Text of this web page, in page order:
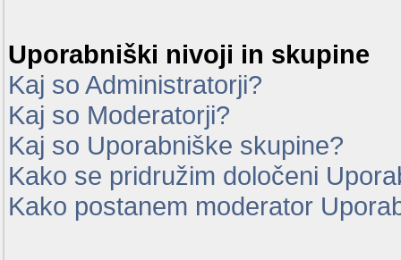
Uporabniški nivoji in skupine
Kaj so Administratorji?
Kaj so Moderatorji?
Kaj so Uporabniške skupine?
Kako se pridružim določeni
Kako postanem moderator